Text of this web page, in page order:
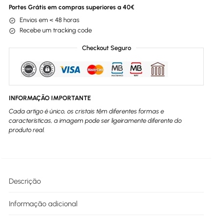
Portes Grátis em compras superiores a 40€
Envios em < 48 horas
Recebe um tracking code
Checkout Seguro
INFORMAÇÃO IMPORTANTE
Cada artigo é único, os cristais têm diferentes formas e
características, a imagem pode ser ligeiramente diferente do
produto real.
Descrição
Informação adicional